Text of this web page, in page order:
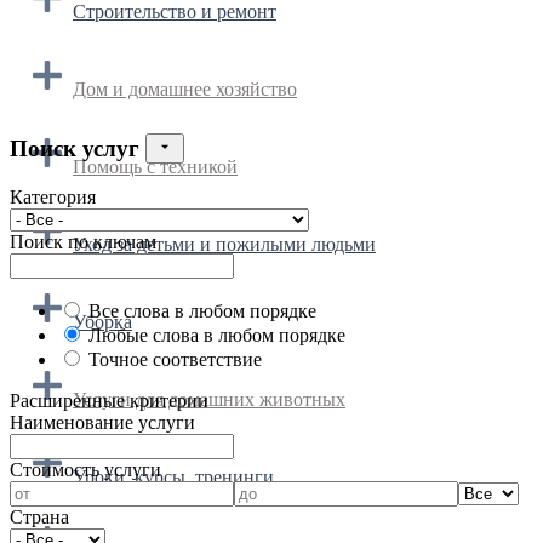
Строительство и ремонт
Дом и домашнее хозяйство
Помощь с техникой
Уход за детьми и пожилыми людьми
Уборка
Услуги для домашних животных
Уроки, курсы, тренинги
Поиск услуг
Категория
Поиск по ключам
Все слова в любом порядке
Любые слова в любом порядке
Точное соответствие
Расширенные критерии
Наименование услуги
Cтоимость услуги
Страна